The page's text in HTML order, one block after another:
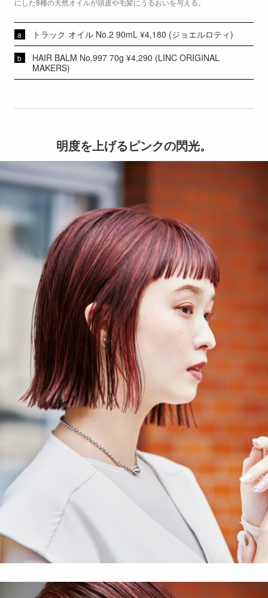
にした8種の天然オイルが頭皮や毛髪にうるおいを与える。
トラック オイル No.2 90mL ¥4,180 (ジョエルロティ)
HAIR BALM No.997 70g ¥4,290 (LINC ORIGINAL
MAKERS)
明度を上げるピンクの閃光。